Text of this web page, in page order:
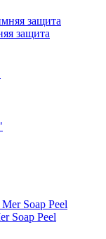
защита
Soap Peel